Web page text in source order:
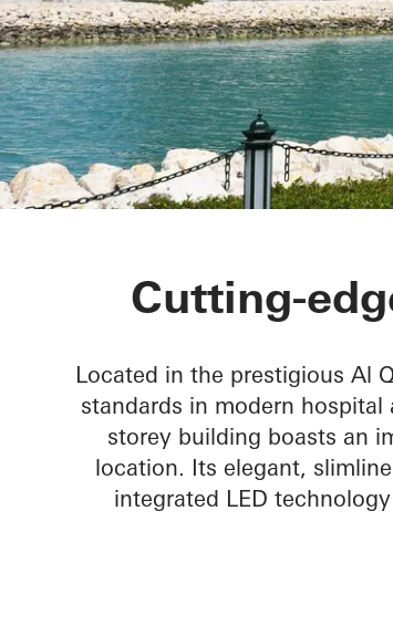
The
Cutting-
Located in the prestigious Al
standards in modern hospital
storey building boasts an
location. Its elegant,
integrated LED